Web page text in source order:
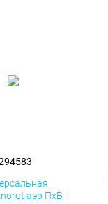
аэр ПхВ